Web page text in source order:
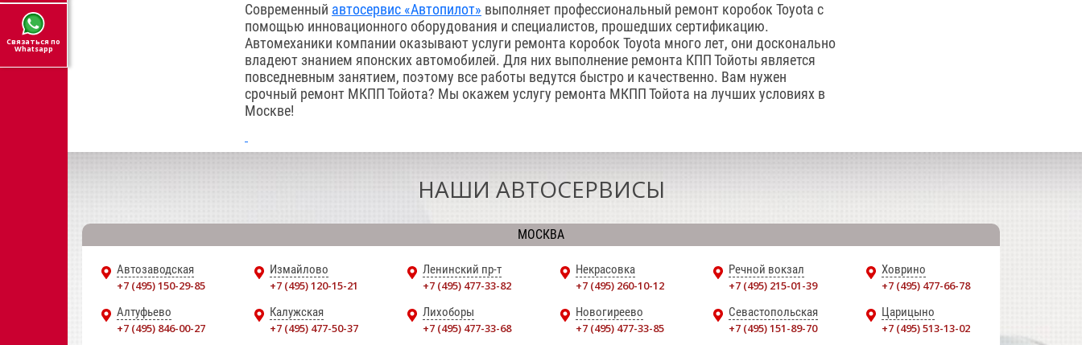
Современный автосервис «Автопилот» выполняет профессиональный ремонт коробок Toyota с
помощью инновационного оборудования и специалистов, прошедших сертификацию.
Автомеханики компании оказывают услуги ремонта коробок Toyota много лет, они досконально
владеют знанием японских автомобилей. Для них выполнение ремонта КПП Тойоты является
повседневным занятием, поэтому все работы ведутся быстро и качественно. Вам нужен
срочный ремонт МКПП Тойота? Мы окажем услугу ремонта МКПП Тойота на лучших условиях в
Москве!
НАШИ АВТОСЕРВИСЫ
МОСКВА
Автозаводская
+7 (495) 150-29-85
Измайлово
+7 (495) 120-15-21
Ленинский пр-т
+7 (495) 477-33-82
Некрасовка
+7 (495) 260-10-12
Речной вокзал
+7 (495) 215-01-39
Ховрино
+7 (495) 477-66-78
Алтуфьево
+7 (495) 846-00-27
Калужская
+7 (495) 477-50-37
Лихоборы
+7 (495) 477-33-68
Новогиреево
+7 (495) 477-33-85
Севастопольская
+7 (495) 151-89-70
Царицыно
+7 (495) 513-13-02
Связаться по
Whatsapp